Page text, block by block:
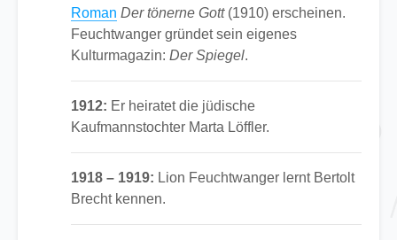
Roman Der tönerne Gott(1910) erscheinen.
Feuchtwanger gründet sein eigenes
Kulturmagazin: Der Spiegel.
1912: Er heiratet die jüdische
Kaufmannstochter Marta Löffler.
1918 – 1919: Lion Feuchtwanger lernt Bertolt
Brecht kennen.